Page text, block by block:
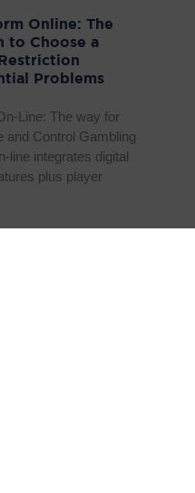
Online: The
to Choose a
Problems
Line: The way for
and Control Gambling
line integrates digital
plus player